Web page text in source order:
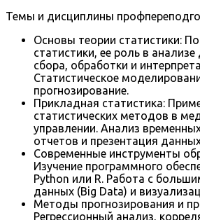
Темы и дисциплины
Основы теории статистики:
статистики, ее роль в
сбора, обработки и
Статистическое
прогнозирование.
Прикладная статистика:
статистических методов в
управлении. Анализ
отчетов и презентация
Современные инструменты
Изучение программного
Python или R. Работа с
данных (Big Data) и
Методы прогнозирования и
Регрессионный анализ,